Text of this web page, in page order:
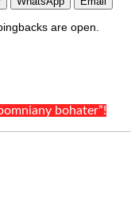
are open.
bohater”!